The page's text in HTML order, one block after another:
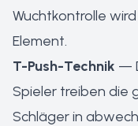
Wuchtkontrolle
Element.
T-Push-Technik —
Spieler treiben die
Schläger in